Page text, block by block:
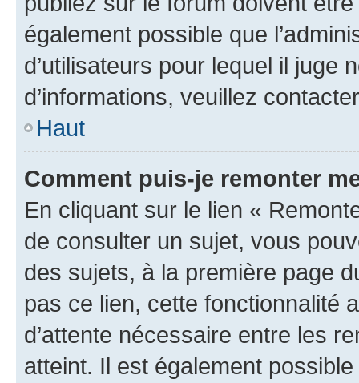
également possible que
d’utilisateurs pour lequel il juge
d’informations, veuillez
Haut
Comment puis-je remonter
En cliquant sur le lien «
de consulter un sujet, vous
des sujets, à la première page
pas ce lien, cette fonctionnalité
d’attente nécessaire entre les
atteint. Il est également